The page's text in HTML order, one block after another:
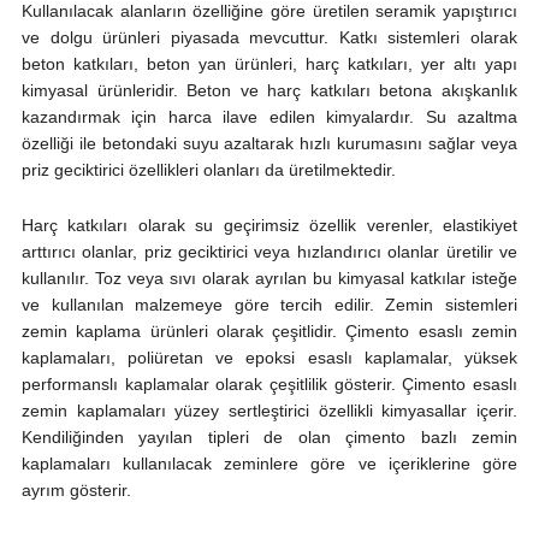
Kullanılacak alanların özelliğine göre üretilen seramik yapıştırıcı
ve dolgu ürünleri piyasada mevcuttur. Katkı sistemleri olarak
beton katkıları, beton yan ürünleri, harç katkıları, yer altı yapı
kimyasal ürünleridir. Beton ve harç katkıları betona akışkanlık
kazandırmak için harca ilave edilen kimyalardır. Su azaltma
özelliği ile betondaki suyu azaltarak hızlı kurumasını sağlar veya
priz geciktirici özellikleri olanları da üretilmektedir.
Harç katkıları olarak su geçirimsiz özellik verenler, elastikiyet
arttırıcı olanlar, priz geciktirici veya hızlandırıcı olanlar üretilir ve
kullanılır. Toz veya sıvı olarak ayrılan bu kimyasal katkılar isteğe
ve kullanılan malzemeye göre tercih edilir. Zemin sistemleri
zemin kaplama ürünleri olarak çeşitlidir. Çimento esaslı zemin
kaplamaları, poliüretan ve epoksi esaslı kaplamalar, yüksek
performanslı kaplamalar olarak çeşitlilik gösterir. Çimento esaslı
zemin kaplamaları yüzey sertleştirici özellikli kimyasallar içerir.
Kendiliğinden yayılan tipleri de olan çimento bazlı zemin
kaplamaları kullanılacak zeminlere göre ve içeriklerine göre
ayrım gösterir.